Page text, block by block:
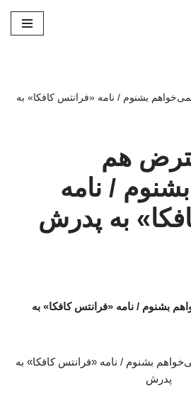
بشنوم / نامه «فرانتس کافکا» به
هم
/ نامه
به پدرش
بشنوم / نامه «فرانتس کافکا» به